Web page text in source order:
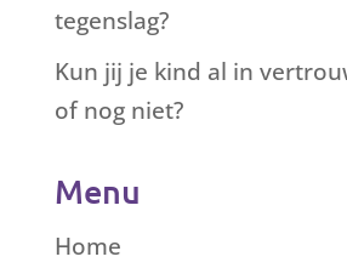
tegenslag?
Kun jij je kind al in
of nog niet?
Menu
Home